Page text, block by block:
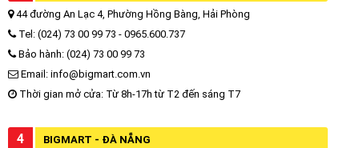
44 đường An Lạc 4, Phường Hồng Bàng, Hải Phòng
Tel: (024) 73 00 99 73 - 0965.600.737
Bảo hành: (024) 73 00 99 73
Email: info@bigmart.com.vn
Thời gian mở cửa: Từ 8h-17h từ T2 đến sáng T7
4 BIGMART - ĐÀ NẴNG